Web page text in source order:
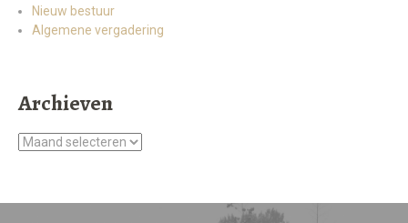
Nieuw bestuur
Algemene vergadering
Archieven
Archieven